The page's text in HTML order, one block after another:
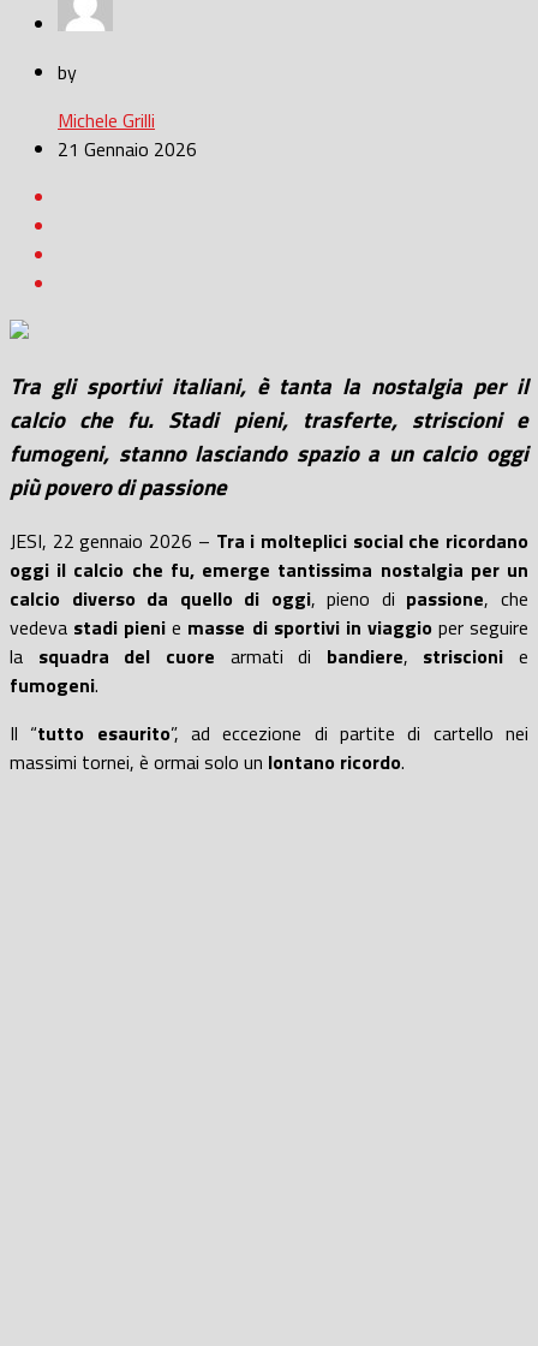
by
Michele Grilli
21 Gennaio 2026
Tra gli sportivi italiani, è tanta la nostalgia per il
calcio che fu. Stadi pieni, trasferte, striscioni e
fumogeni, stanno lasciando spazio a un calcio oggi
più povero di passione
JESI, 22 gennaio 2026 – Tra i molteplici social che ricordano
oggi il calcio che fu, emerge tantissima nostalgia per un
calcio diverso da quello di oggi, pieno di passione, che
vedeva stadi pieni e masse di sportivi in viaggioper seguire
la squadra del cuore armati di bandiere, striscioni e
fumogeni.
Il “tutto esaurito”, ad eccezione di partite di cartello nei
massimi tornei, è ormai solo un lontano ricordo.